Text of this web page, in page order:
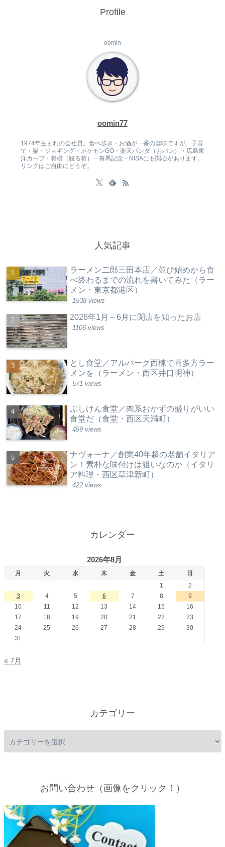
Profile
oomin
oomin77
1974年生まれの会社員。食べ歩き・お酒が一番の趣味ですが、子育
て・猫・ジョギング・ポケモンGO・楽天パンダ（おパン）・広島東
洋カープ・将棋（観る将）・有馬記念・NISAにも関心があります。
リンクはご自由にどうぞ。
人気記事
ラーメン二郎三田本店／並び始めから食
べ終わるまでの流れを書いてみた（ラー
メン・東京都港区）
1538 views
2026年1月～6月に閉店を知ったお店
1106 views
とし食堂／アルパーク西棟で喜多方ラー
メンを（ラーメン・西区井口明神）
571 views
ぶしけん食堂／肉系おかずの盛りがいい
食堂だ（食堂・西区天満町）
499 views
ナヴォーナ／創業40年超の老舗イタリア
ン！素朴な味付けは狙いなのか（イタリ
ア料理・西区草津新町）
422 views
カレンダー
2026年8月
月 火 水 木 金 土
日
1
2
3
4 5 6 7 8
9
10
11 12 13 14 15
16
17
18 19 20 21 22
23
24
25 26 27 28 29
30
31
« 7月
カテゴリー
お問い合わせ（画像をクリック！）